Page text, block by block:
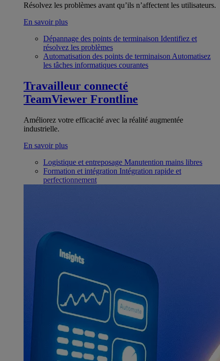
Résolvez les problèmes avant qu’ils n’affectent les utilisateurs.
En savoir plus
Dépannage des points de terminaison Identifiez et
résolvez les problèmes
Automatisation des points de terminaison Automatisez
les tâches informatiques courantes
Travailleur connecté
TeamViewer Frontline
Améliorez votre efficacité avec la réalité augmentée
industrielle.
En savoir plus
Logistique et entreposage Manutention mains libres
Formation et intégration Intégration rapide et
perfectionnement